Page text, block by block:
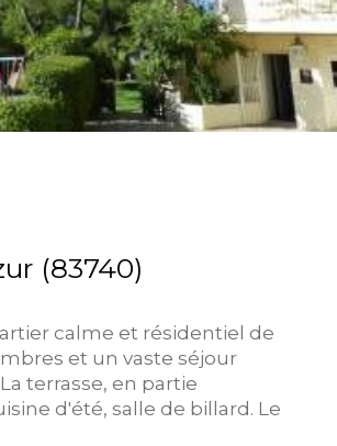
(83740)
calme et résidentiel de
et un vaste séjour
terrasse, en partie
d'été, salle de billard. Le